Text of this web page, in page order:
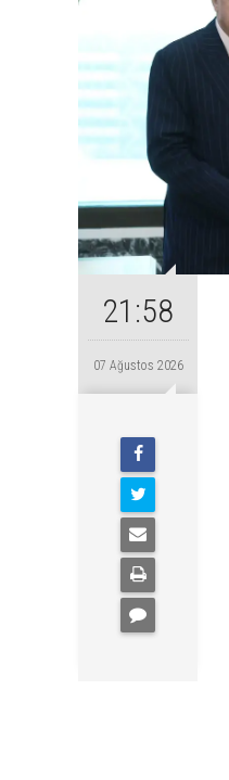
21:58
07 Ağustos 2026